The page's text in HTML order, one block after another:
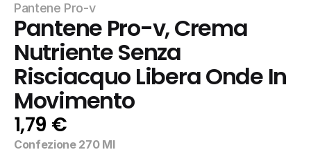
Pantene Pro-v
Pantene Pro-v, Crema
Nutriente Senza
Risciacquo Libera Onde In
Movimento
1,79 €
Confezione 270 Ml